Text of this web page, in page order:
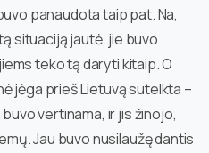
panaudota taip pat. Na,
situaciją jautė, jie buvo
teko tą daryti kitaip. O
jėga prieš Lietuvą sutelkta –
vertinama, ir jis žinojo,
Jau buvo nusilaužę dantis